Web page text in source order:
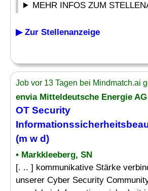
MEHR INFOS ZUM
▶ Zur Stellenanzeige
Job vor 13 Tagen bei Mindmatch.ai
envia Mitteldeutsche Energie AG
OT Security
(m w d)
• Markkleeberg, SN
[. .. ] kommunikative Stärke
unserer Cyber Security